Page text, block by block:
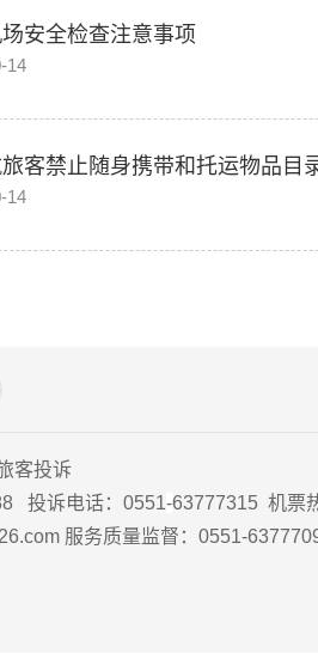
安全检查注意事项
14
旅客禁止随身携带和托运物品目
14
客投诉
投诉电话：0551-63777315 机票
服务质量监督：0551-